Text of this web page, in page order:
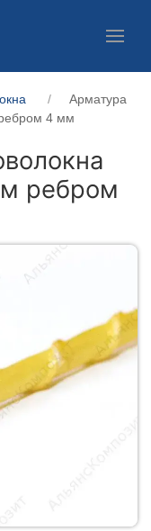
Арматура
4 мм
ребром